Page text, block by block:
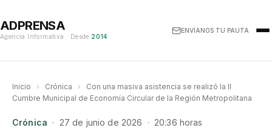
ADPRENSA
Agencia Informativa · Desde 2014
ENVÍANOS TU PAUTA
Inicio › Crónica ›
Con una masiva asistencia se realizó la II
Cumbre Municipal de Economía Circular de la Región Metropolitana
Crónica · 27 de junio de 2026 · 20:36 horas